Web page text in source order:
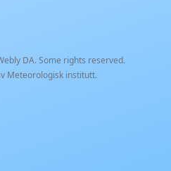
DA. Some rights reserved.
Meteorologisk institutt.